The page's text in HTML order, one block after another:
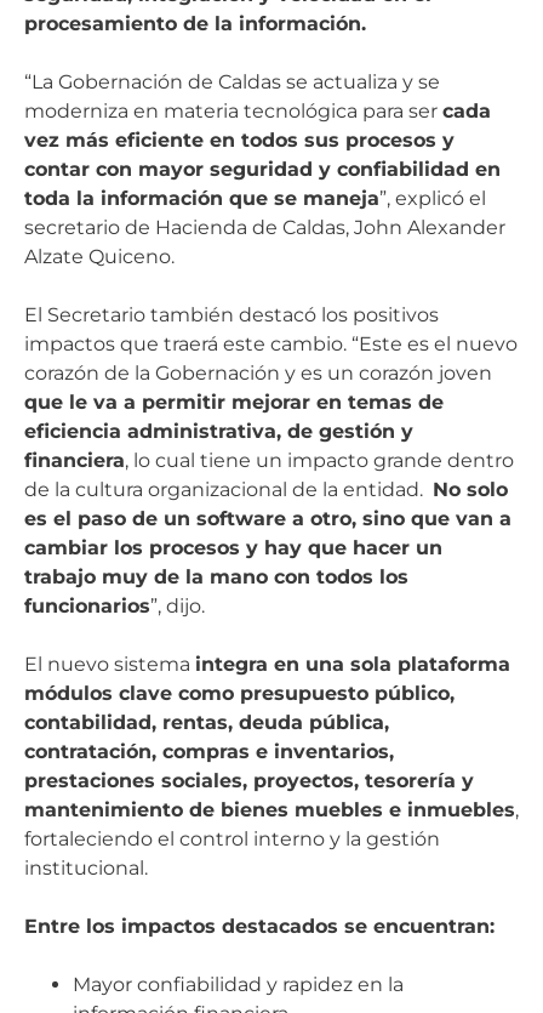
procesamiento de la información.
“La Gobernación de Caldas se actualiza y se
moderniza en materia tecnológica para ser cada
vez más eficiente en todos sus procesos y
contar con mayor seguridad y confiabilidad en
toda la información que se maneja”, explicó el
secretario de Hacienda de Caldas, John Alexander
Alzate Quiceno.
El Secretario también destacó los positivos
impactos que traerá este cambio. “Este es el nuevo
corazón de la Gobernación y es un corazón joven
que le va a permitir mejorar en temas de
eficiencia administrativa, de gestión y
financiera, lo cual tiene un impacto grande dentro
de la cultura organizacional de la entidad. No solo
es el paso de un software a otro, sino que van a
cambiar los procesos y hay que hacer un
trabajo muy de la mano con todos los
funcionarios”, dijo.
El nuevo sistema integra en una sola plataforma
módulos clave como presupuesto público,
contabilidad, rentas, deuda pública,
contratación, compras e inventarios,
prestaciones sociales, proyectos, tesorería y
mantenimiento de bienes muebles e inmuebles,
fortaleciendo el control interno y la gestión
institucional.
Entre los impactos destacados se encuentran:
Mayor confiabilidad y rapidez en la